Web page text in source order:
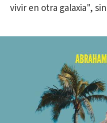
vivir en otra galaxia",